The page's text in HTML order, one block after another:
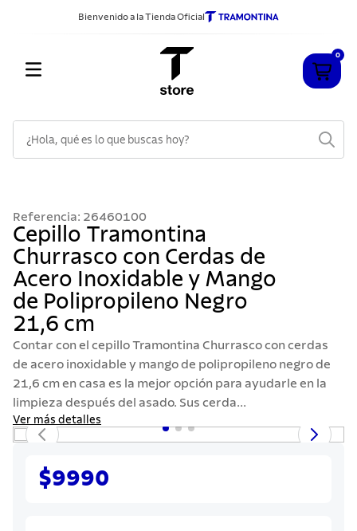
Bienvenido a la Tienda Oficial
0
Referencia: 26460100
Cepillo Tramontina
Churrasco con Cerdas de
Acero Inoxidable y Mango
de Polipropileno Negro
21,6 cm
Contar con el cepillo Tramontina Churrasco con cerdas
de acero inoxidable y mango de polipropileno negro de
21,6 cm en casa es la mejor opción para ayudarle en la
limpieza después del asado. Sus cerda...
Ver más detalles
$9990
2.
sarten
3.
cubiertos
4.
ollas
5.
acero inoxidable
6.
grano
7.
442
solar
9.
cuchillo